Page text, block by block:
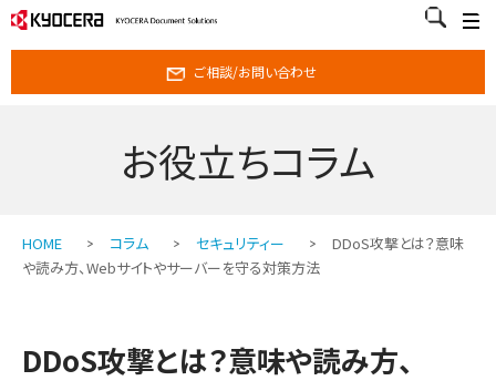
ご相談/お問い合わせ
お役立ちコラム
HOME コラム セキュリティー
DDoS攻撃とは？意味
や読み方、Webサイトやサーバーを守る対策方法
DDoS攻撃とは？意味や読み方、